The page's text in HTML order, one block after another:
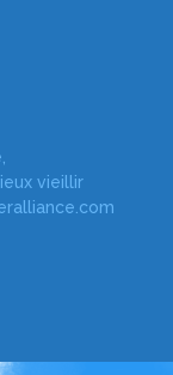
vieillir